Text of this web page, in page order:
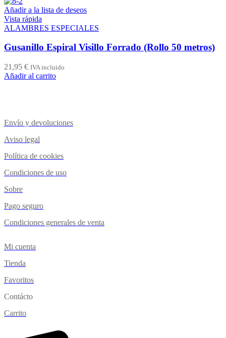
Añadir a la lista de deseos
Vista rápida
ALAMBRES ESPECIALES
Gusanillo Espiral Visillo Forrado (Rollo 50 metros)
21,95 € IVA incluido
Añadir al carrito
Envío y devoluciones
Aviso legal
Política de cookies
Condiciones de uso
Sobre
Pago seguro
Condiciones generales de venta
Mi cuenta
Tienda
Favoritos
Contácto
Carrito